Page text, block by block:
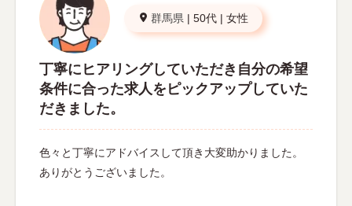
群馬県 | 50代 | 女性
丁寧にヒアリングしていただき自分の希望
条件に合った求人をピックアップしていた
だきました。
色々と丁寧にアドバイスして頂き大変助かりました。
ありがとうございました。